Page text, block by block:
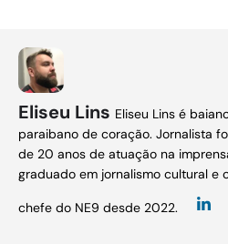
Eliseu Lins Eliseu Lins é
paraibano de coração. Jornalista
de 20 anos de atuação na
graduado em jornalismo cultural e
chefe do NE9 desde 2022.